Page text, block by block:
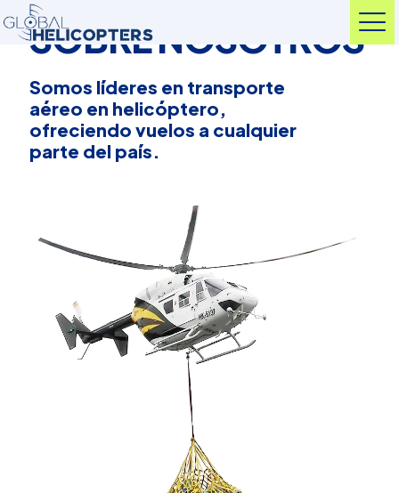
SOBRE NOSOTROS
Somos líderes en transporte
aéreo en helicóptero,
ofreciendo vuelos a cualquier
parte del país.